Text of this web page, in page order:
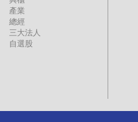
產業
總經
三大法人
自選股